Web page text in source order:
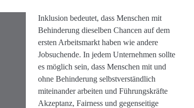
Inklusion bedeutet, dass Menschen mit
Behinderung dieselben Chancen auf dem
ersten Arbeitsmarkt haben wie andere
Jobsuchende. In jedem Unternehmen sollte
es möglich sein, dass Menschen mit und
ohne Behinderung selbstverständlich
miteinander arbeiten und Führungskräfte
Akzeptanz, Fairness und gegenseitige